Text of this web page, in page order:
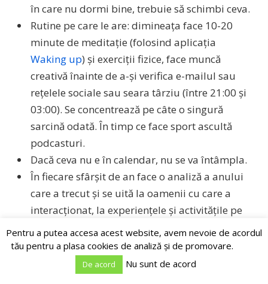
în care nu dormi bine, trebuie să schimbi ceva.
Rutine pe care le are: dimineața face 10-20
minute de meditație (folosind aplicația
Waking up) și exerciții fizice, face muncă
creativă înainte de a-și verifica e-mailul sau
rețelele sociale sau seara târziu (între 21:00 și
03:00). Se concentrează pe câte o singură
sarcină odată. În timp ce face sport ascultă
podcasturi.
Dacă ceva nu e în calendar, nu se va întâmpla.
În fiecare sfârșit de an face o analiză a anului
care a trecut și se uită la oamenii cu care a
interacționat, la experiențele și activitățile pe
care le-a făcut. Din acestea alege 20% care i-au
adus 80% din fericire și își pune în calendar să
repete experiențele. Similar face cu aspectele
negative, pentru a le reduce din experiența de
Pentru a putea accesa acest website, avem nevoie de acordul
tău pentru a plasa cookies de analiză și de promovare.
De acord Nu sunt de acord